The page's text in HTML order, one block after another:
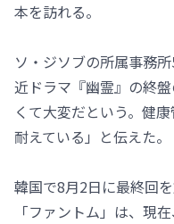
本を訪れる。
ソ・ジソブの所属事務
近ドラマ『幽霊』の終
くて大変だという。健
耐えている」と伝えた。
韓国で8月2日に最終回
「ファントム」は、現